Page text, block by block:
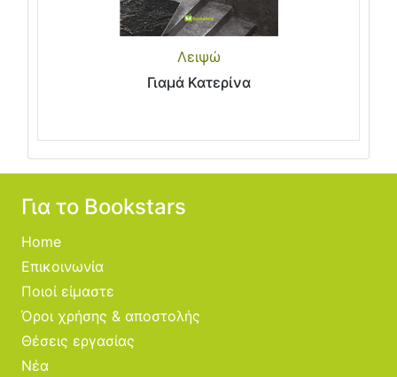
Λειψώ
Γιαμά Κατερίνα
Για το Bookstars
Home
Επικοινωνία
Ποιοί είμαστε
Όροι χρήσης & αποστολής
Θέσεις εργασίας
Νέα